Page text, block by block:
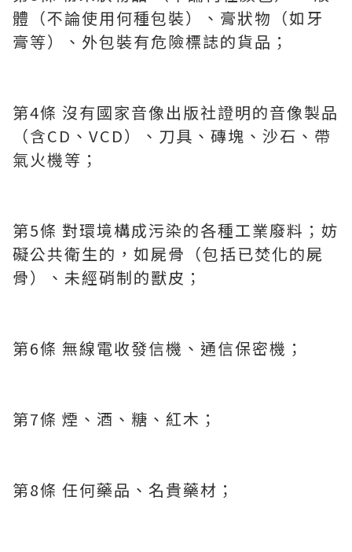
體（不論使用何種包裝）、膏狀物（如牙
膏等）、外包裝有危險標誌的貨品；
第4條 沒有國家音像出版社證明的音像製品
（含CD、VCD）、刀具、磚塊、沙石、帶
氣火機等；
第5條 對環境構成污染的各種工業廢料；妨
礙公共衛生的，如屍骨（包括已焚化的屍
骨）、未經硝制的獸皮；
第6條 無線電收發信機、通信保密機；
第7條 煙、酒、糖、紅木；
第8條 任何藥品、名貴藥材；